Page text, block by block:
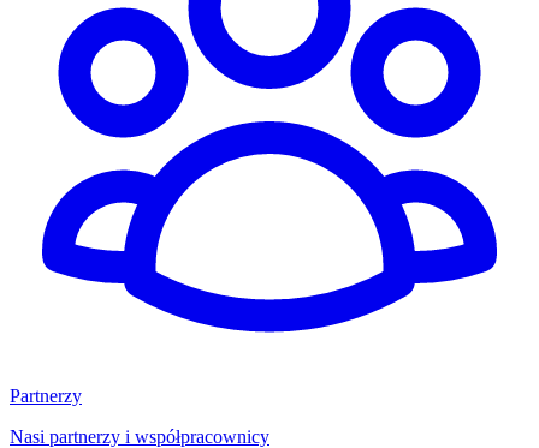
Partnerzy
Nasi partnerzy i współpracownicy